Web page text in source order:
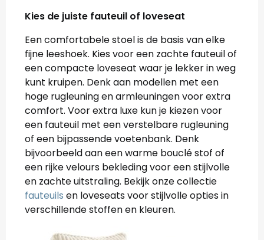
Kies de juiste fauteuil of loveseat
Een comfortabele stoel is de basis van elke
fijne leeshoek. Kies voor een zachte fauteuil of
een compacte loveseat waar je lekker in weg
kunt kruipen. Denk aan modellen met een
hoge rugleuning en armleuningen voor extra
comfort. Voor extra luxe kun je kiezen voor
een fauteuil met een verstelbare rugleuning
of een bijpassende voetenbank. Denk
bijvoorbeeld aan een warme bouclé stof of
een rijke velours bekleding voor een stijlvolle
en zachte uitstraling. Bekijk onze collectie
fauteuils en loveseats voor stijlvolle opties in
verschillende stoffen en kleuren.